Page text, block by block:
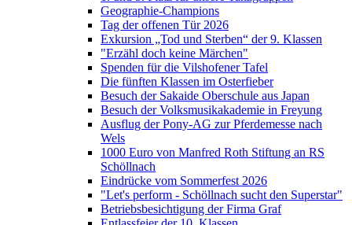
Geographie-Champions
Tag der offenen Tür 2026
Exkursion „Tod und Sterben“ der 9. Klassen
"Erzähl doch keine Märchen"
Spenden für die Vilshofener Tafel
Die fünften Klassen im Osterfieber
Besuch der Sakaide Oberschule aus Japan
Besuch der Volksmusikakademie in Freyung
Ausflug der Pony-AG zur Pferdemesse nach
Wels
1000 Euro von Manfred Roth Stiftung an RS
Schöllnach
Eindrücke vom Sommerfest 2026
"Let's perform - Schöllnach sucht den Superstar"
Betriebsbesichtigung der Firma Graf